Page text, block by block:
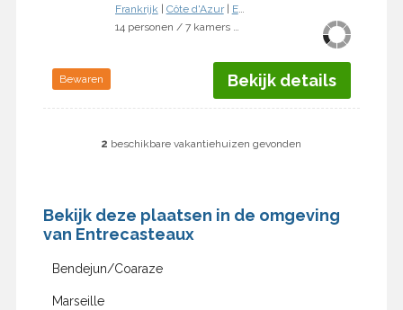
Frankrijk Côte d'Azur| Entrecasteaux
14 personen / 7 kamers / 6 slaapkamers
Bewaren Bekijk details
2 beschikbare vakantiehuizen gevonden
Bekijk deze plaatsen in de omgeving
van Entrecasteaux
Bendejun/Coaraze
Marseille